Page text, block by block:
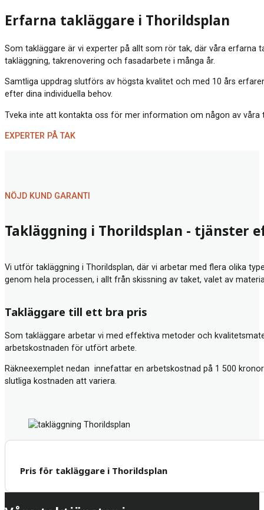
Erfarna takläggare i Thorildsplan
Som takläggare är vi experter på allt som rör tak, där våra erfarna
takläggning, takrenovering och fasadarbete i många år.
Samtliga uppdrag slutförs av högsta kvalitet och med 10 års
efter dina individuella behov.
Tveka inte att kontakta oss för mer information om någon av
EXPERTER PÅ TAK
Takläggning i Thorildsplan - tjänster
Vi utför takläggning i Thorildsplan, där vi arbetar med flera olika
genom hela processen, i allt från skissning av taket, valet av
NÖJD KUND GARANTI
Takläggare till ett bra pris
Som takläggare arbetar vi med effektiva metoder och
arbetskostnaden för utfört arbete.
Räkneexemplet nedan innefattar en arbetskostnad på 1 500
slutliga kostnaden att variera.
Pris för takläggare i Thorildsplan